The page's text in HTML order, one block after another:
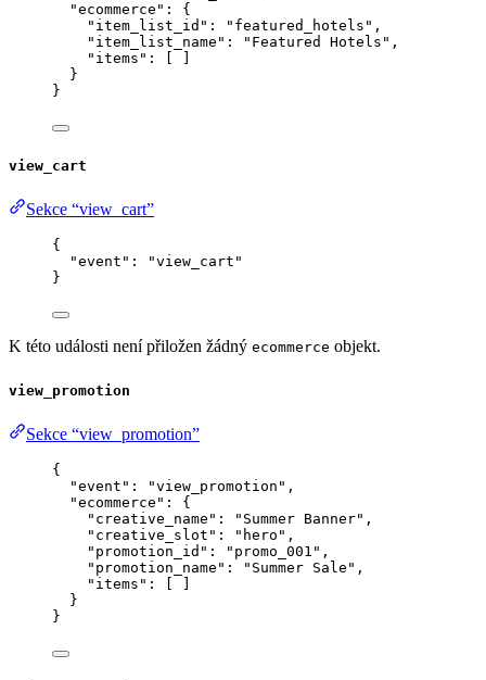
"ecommerce" : {
"item_list_id" : " featured_hotels " ,
"item_list_name" : " Featured Hotels " ,
"items" : [ ]
}
}
view_cart
Sekce “view_cart”
{
"event" : "view_cart "
}
K této události není přiložen žádný ecommerce objekt.
view_promotion
Sekce “view_promotion”
{
"event" : "view_promotion " ,
"ecommerce" : {
"creative_name" : " Summer Banner" ,
"creative_slot" : " hero " ,
"promotion_id" : " promo_001 " ,
"promotion_name" : " Summer Sale " ,
"items" : [ ]
}
}